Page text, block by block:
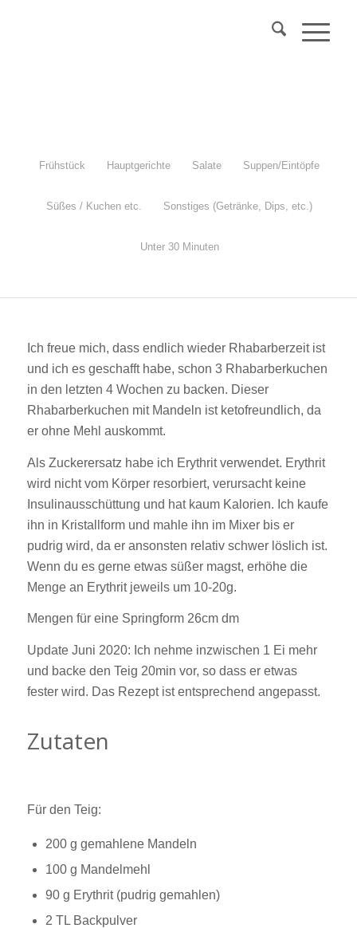
Frühstück Hauptgerichte Salate Suppen/Eintöpfe
Süßes / Kuchen etc. Sonstiges (Getränke, Dips, etc.)
Unter 30 Minuten
glutenfrei, ketofreundlich
Ich freue mich, dass endlich wieder Rhabarberzeit ist
und ich es geschafft habe, schon 3 Rhabarberkuchen
in den letzten 4 Wochen zu backen. Dieser
Rhabarberkuchen mit Mandeln ist ketofreundlich, da
er ohne Mehl auskommt.
Als Zuckerersatz habe ich Erythrit verwendet. Erythrit
wird nicht vom Körper resorbiert, verursacht keine
Insulinausschüttung und hat kaum Kalorien. Ich kaufe
ihn in Kristallform und mahle ihn im Mixer bis er
pudrig wird, da er ansonsten relativ schwer löslich ist.
Wenn du es gerne etwas süßer magst, erhöhe die
Menge an Erythrit jeweils um 10-20g.
Mengen für eine Springform 26cm dm
Update Juni 2020: Ich nehme inzwischen 1 Ei mehr
und backe den Teig 20min vor, so dass er etwas
fester wird. Das Rezept ist entsprechend angepasst.
Zutaten
Für den Teig:
200 g gemahlene Mandeln
100 g Mandelmehl
90 g Erythrit (pudrig gemahlen)
2 TL Backpulver